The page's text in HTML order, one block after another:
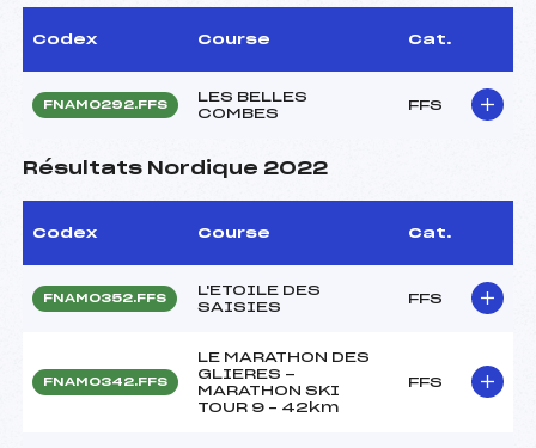
Codex Course Cat.
FNAM0292.FFS
LES BELLES
COMBES
FFS
Résultats Nordique 2022
Codex Course Cat.
FNAM0352.FFS
L'ETOILE DES
SAISIES
FFS
FNAM0342.FFS
LE MARATHON DES
GLIERES -
MARATHON SKI
TOUR 9 – 42km
FFS